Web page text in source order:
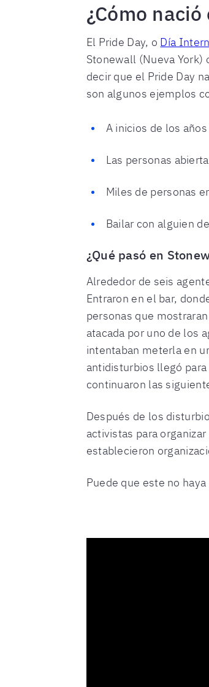
¿Cómo
El Pride Day, o Día
Stonewall (Nueva
decir que el Pride Day
son algunos ejemplos
A inicios de los
Las personas
Miles de personas
Bailar con alguien
¿Qué pasó en
Alrededor de seis
Entraron en el bar,
personas que
atacada por uno de los
intentaban meterla en
antidisturbios llegó
continuaron las
Después de los
activistas para
establecieron
Puede que este no